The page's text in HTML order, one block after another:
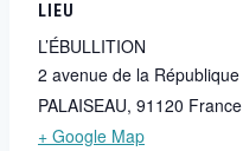
LIEU
L’ÉBULLITION
2 avenue de la République
PALAISEAU, 91120 France
+ Google Map